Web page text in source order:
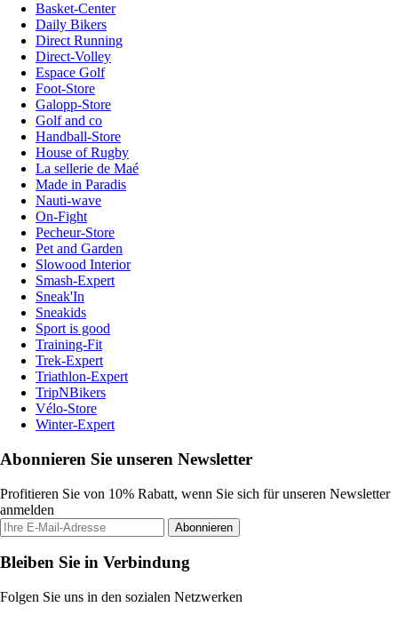
Basket-Center
Daily Bikers
Direct Running
Direct-Volley
Espace Golf
Foot-Store
Galopp-Store
Golf and co
Handball-Store
House of Rugby
La sellerie de Maé
Made in Paradis
Nauti-wave
On-Fight
Pecheur-Store
Pet and Garden
Slowood Interior
Smash-Expert
Sneak'In
Sneakids
Sport is good
Training-Fit
Trek-Expert
Triathlon-Expert
TripNBikers
Vélo-Store
Winter-Expert
Abonnieren Sie unseren Newsletter
Profitieren Sie von 10% Rabatt, wenn Sie sich für unseren Newsletter
anmelden
Abonnieren
Bleiben Sie in Verbindung
Folgen Sie uns in den sozialen Netzwerken